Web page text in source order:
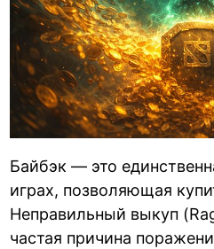
Байбэк — это
играх, позволяющая
Неправильный выкуп
частая причина